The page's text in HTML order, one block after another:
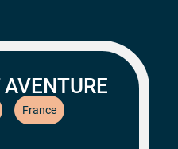
France